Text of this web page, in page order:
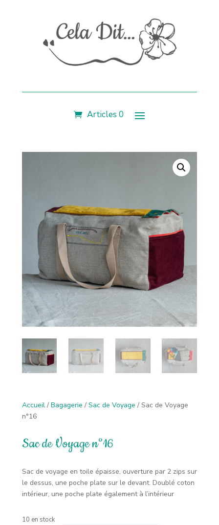
Articles 0
Accueil/ Bagagerie / Sac de Voyage / Sac de Voyage
n°16
Sac de Voyage n°16
Sac de voyage en toile épaisse, ouverture par 2 zips sur
le dessus, une poche plate sur le devant. Doublé coton
intérieur, une poche plate également à l’intérieur
10 en stock